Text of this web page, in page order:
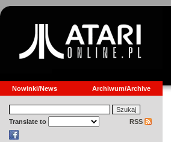
Nowinki/News Archiwum/Archive
Translate to RSS